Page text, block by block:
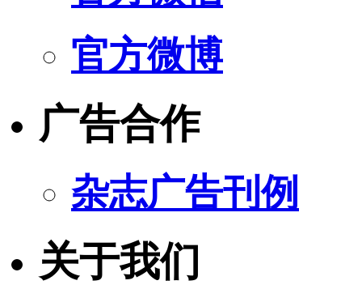
官方微博
广告合作
杂志广告刊例
关于我们